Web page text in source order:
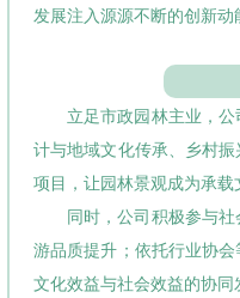
发展注入源源不断的创新动
立足市政园林主业，
计与地域文化传承、乡村
项目，让园林景观成为承载
同时，公司积极参与
游品质提升；依托行业协
文化效益与社会效益的协